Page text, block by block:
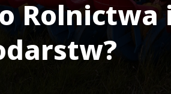
Rolnictwa